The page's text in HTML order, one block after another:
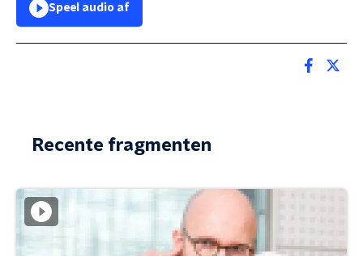
Speel audio af
Recente fragmenten